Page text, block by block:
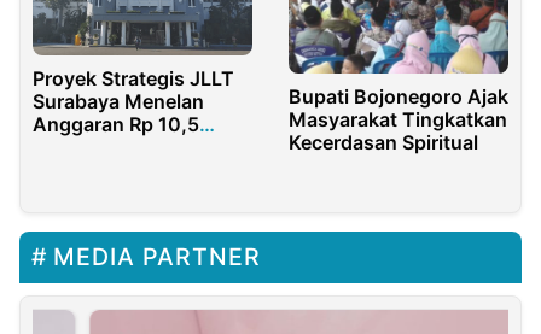
Proyek Strategis JLLT
Surabaya Menelan
Anggaran Rp 10,5
Bupati Bojonegoro Ajak
Masyarakat Tingkatkan
Kecerdasan Spiritual
MEDIA PARTNER